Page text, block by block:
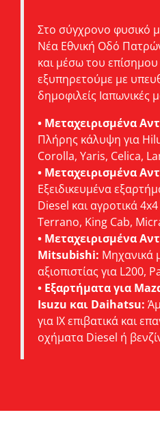
Στο σύγχρονο φυσικό
Νέα Εθνική Οδό
και μέσω του
εξυπηρετούμε με
δημοφιλείς Ιαπωνικές
• Μεταχειρισμένα
Πλήρης κάλυψη για
Corolla, Yaris, Celica,
• Μεταχειρισμένα
Εξειδικευμένα
Diesel και αγροτικά
Terrano, King Cab,
• Μεταχειρισμένα
Mitsubishi: Μηχανικά
αξιοπιστίας για L200,
• Εξαρτήματα για
Isuzu και Daihatsu:
για ΙΧ επιβατικά και
οχήματα Diesel ή